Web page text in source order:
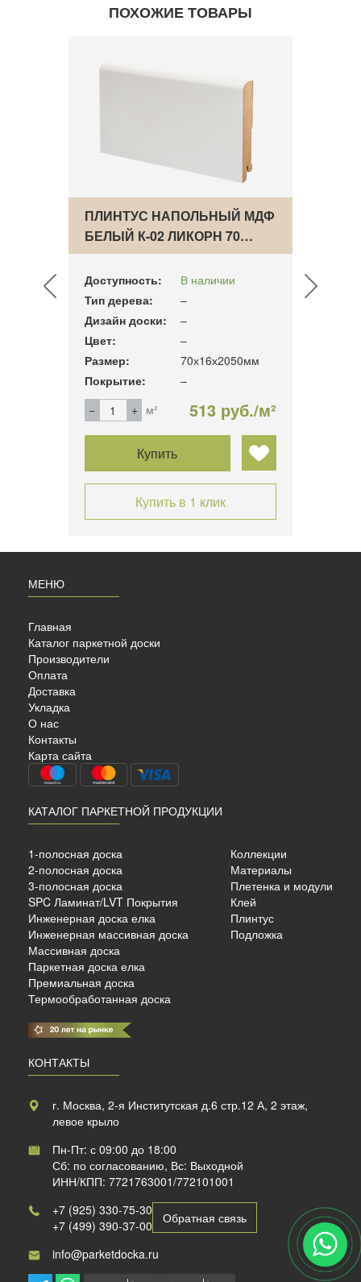
ПОХОЖИЕ ТОВАРЫ
ПЛИНТУС НАПОЛЬНЫЙ МДФ
БЕЛЫЙ К-02 ЛИКОРН 70…
Доступность:
В наличии
Тип дерева:
–
Дизайн доски:
–
Цвет:
–
Размер:
70х16х2050мм
Покрытие:
–
м²
513 руб./м²
Купить
Купить в 1 клик
МДФ
м²
МЕНЮ
Главная
Каталог паркетной доски
Производители
Оплата
Доставка
Укладка
О нас
Контакты
Карта сайта
КАТАЛОГ ПАРКЕТНОЙ ПРОДУКЦИИ
1-полосная доска
2-полосная доска
3-полосная доска
SPC Ламинат/LVT Покрытия
Инженерная доска елка
Инженерная массивная доска
Массивная доска
Паркетная доска елка
Премиальная доска
Термообработанная доска
Коллекции
Материалы
Плетенка и модули
Клей
Плинтус
Подложка
КОНТАКТЫ
г. Москва, 2-я Институтская д.6 стр.12 А, 2 этаж,
левое крыло
Пн-Пт: с 09:00 до 18:00
Сб: по согласованию, Вс: Выходной
ИНН/КПП: 7721763001/772101001
+7 (925) 330-75-30
+7 (499) 390-37-00
Обратная связь
info@parketdocka.ru